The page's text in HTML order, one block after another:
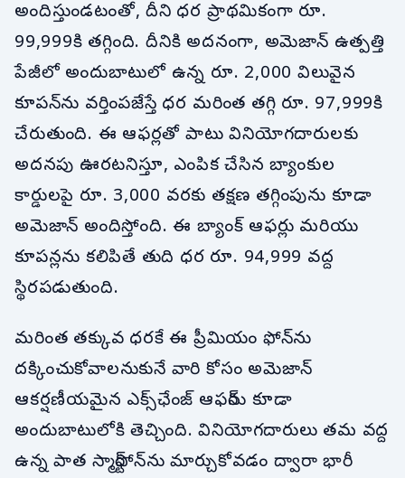
అందిస్తుండటంతో, దీని ధర ప్రాథమికంగా రూ.
99,999కి తగ్గింది. దీనికి అదనంగా, అమెజాన్ ఉత్పత్తి
పేజీలో అందుబాటులో ఉన్న రూ. 2,000 విలువైన
కూపన్‌ను వర్తింపజేస్తే ధర మరింత తగ్గి రూ. 97,999కి
చేరుతుంది. ఈ ఆఫర్లతో పాటు వినియోగదారులకు
అదనపు ఊరటనిస్తూ, ఎంపిక చేసిన బ్యాంకుల
కార్డులపై రూ. 3,000 వరకు తక్షణ తగ్గింపును కూడా
అమెజాన్ అందిస్తోంది. ఈ బ్యాంక్ ఆఫర్లు మరియు
కూపన్లను కలిపితే తుది ధర రూ. 94,999 వద్ద
స్థిరపడుతుంది.
మరింత తక్కువ ధరకే ఈ ప్రీమియం ఫోన్‌ను
దక్కించుకోవాలనుకునే వారి కోసం అమెజాన్
ఆకర్షణీయమైన ఎక్స్‌ఛేంజ్ ఆఫర్‌ను కూడా
అందుబాటులోకి తెచ్చింది. వినియోగదారులు తమ వద్ద
ఉన్న పాత స్మార్ట్‌ఫోన్‌ను మార్చుకోవడం ద్వారా భారీ